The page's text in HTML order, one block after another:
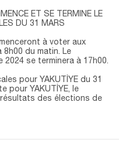
ET SE TERMINE LE
DU 31 MARS
à voter aux
du matin. Le
se terminera à 17h00.
pour YAKUTİYE du 31
pour YAKUTİYE, le
résultats des élections de